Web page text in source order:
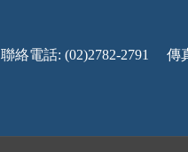
聯絡電話: (02)2782-2791
傳